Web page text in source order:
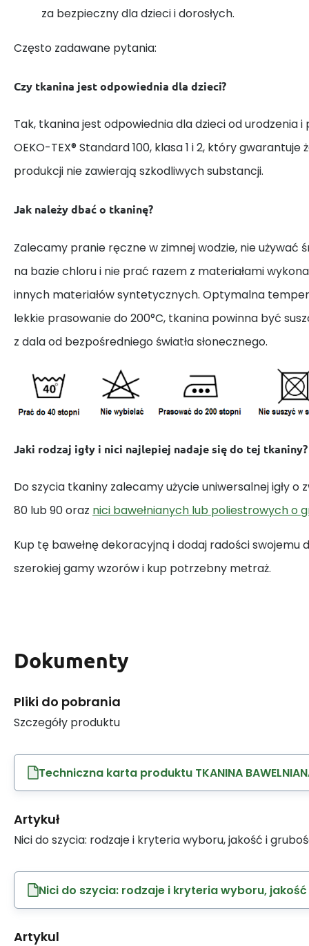
za bezpieczny dla dzieci i dorosłych.
Często zadawane pytania:
Czy tkanina jest odpowiednia dla dzieci?
Tak, tkanina jest odpowiednia dla dzieci od urodzenia
OEKO-TEX® Standard 100, klasa 1 i 2, który gwarantuje
produkcji nie zawierają szkodliwych substancji.
Jak należy dbać o tkaninę?
Zalecamy pranie ręczne w zimnej wodzie, nie używać
na bazie chloru i nie prać razem z materiałami
innych materiałów syntetycznych. Optymalna
lekkie prasowanie do 200°C, tkanina powinna być
z dala od bezpośredniego światła słonecznego.
Jaki rodzaj igły i nici najlepiej nadaje się do tej tkaniny?
Do szycia tkaniny zalecamy użycie uniwersalnej igły o
80 lub 90 oraz nici bawełnianych lub poliestrowych o
Kup tę bawełnę dekoracyjną i dodaj radości swojemu
szerokiej gamy wzorów i kup potrzebny metraż.
Dokumenty
Pliki do pobrania
Szczegóły produktu
Techniczna karta produktu TKANINA
Artykuł
Nici do szycia: rodzaje i kryteria wyboru, jakość i
Nici do szycia: rodzaje i kryteria wyboru,
Artykul